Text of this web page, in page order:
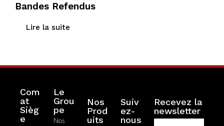
Bandes Refendus
Lire la suite
Com
at
Sièg
e
Le
Grou
pe
Nos
Nos
Prod
Uits
Suiv
ez-
nous
Recevez la
newsletter
RGPD